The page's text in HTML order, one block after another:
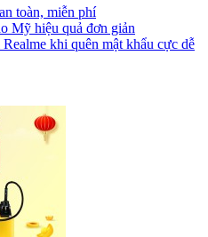
toàn, miễn phí
Mỹ hiệu quả đơn giản
khi quên mật khẩu cực dễ